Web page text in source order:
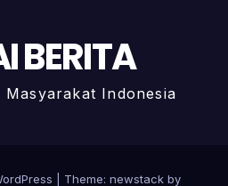
BERITA
Masyarakat Indonesia
Theme: newstack by